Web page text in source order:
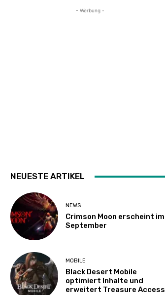
- Werbung -
NEUESTE ARTIKEL
NEWS
Crimson Moon erscheint im
September
MOBILE
Black Desert Mobile
optimiert Inhalte und
erweitert Treasure Access